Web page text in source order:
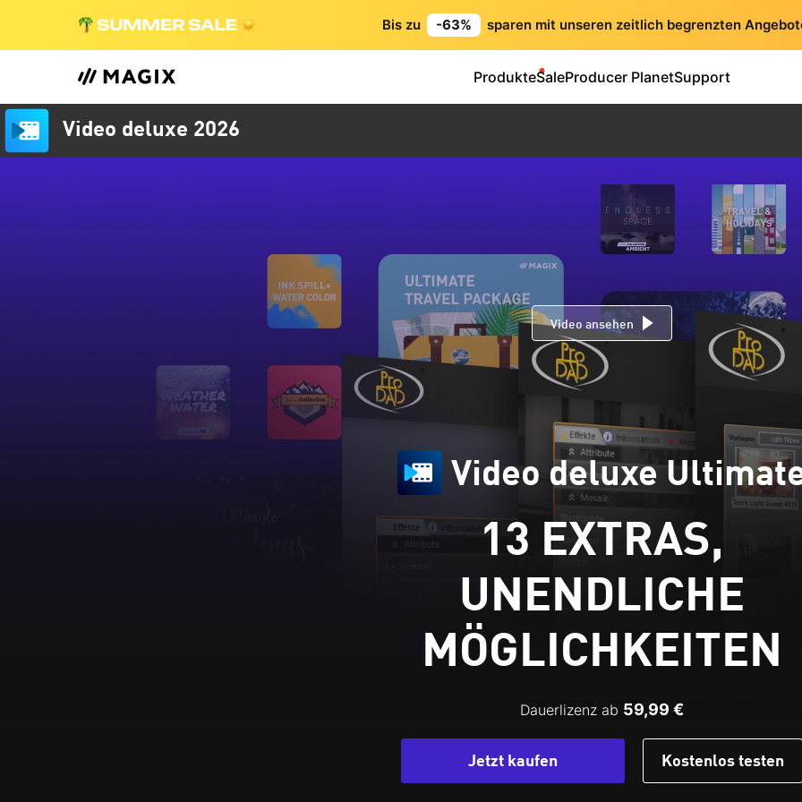
Bis zu -63% sparen mit unseren zeitlich begrenzten
ProdukteSaleProducer PlanetSupport
Video deluxe 2026
Video ansehen
Video deluxe
13 EXTRAS,
UNENDLICHE
MÖGLICHKEITEN
Dauerlizenz ab 59,99 €
Jetzt kaufen Kostenlos testen